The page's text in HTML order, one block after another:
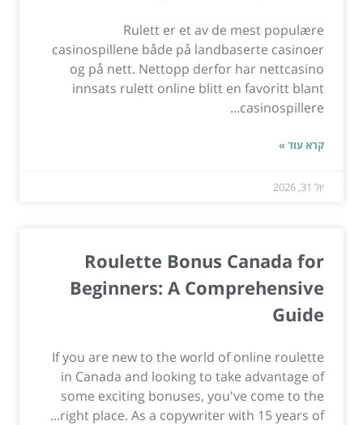
Rulett er et av de mest populære
casinospillene både på landbaserte casinoer
og på nett. Nettopp derfor har nettcasino
innsats rulett online blitt en favoritt blant
casinospillere...
קרא עוד »
יול 31, 2026
Roulette Bonus Canada for
Beginners: A Comprehensive
Guide
If you are new to the world of online roulette
in Canada and looking to take advantage of
some exciting bonuses, you've come to the
right place. As a copywriter with 15 years of...